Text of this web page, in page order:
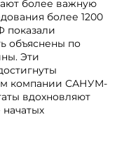
более важную
более 1200
показали
объяснены по
Эти
компании САНУМ-
вдохновляют